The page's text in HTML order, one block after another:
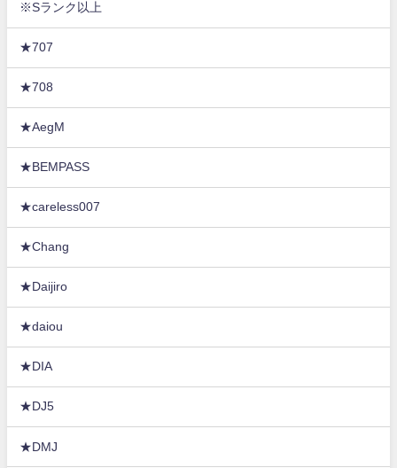
※Sランク以上
★707
★708
★AegM
★BEMPASS
★careless007
★Chang
★Daijiro
★daiou
★DIA
★DJ5
★DMJ